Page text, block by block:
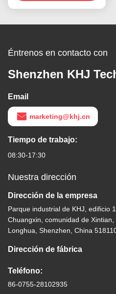
Éntrenos en contacto con
Shenzhen KHJ
Email
marketing@khj.cn
Tiempo de trabajo:
08:30-17:30
Nuestra dirección
Dirección de la empresa
Parque industrial de KHJ, edificio
Chuangxin, comunidad de
Longhua, Shenzhen, China
Dirección de fábrica
Teléfono:
86-0755-28102935